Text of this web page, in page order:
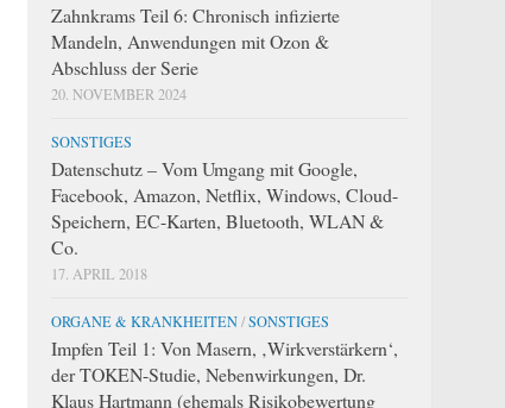
Zahnkrams Teil 6: Chronisch infizierte
Mandeln, Anwendungen mit Ozon &
Abschluss der Serie
20. NOVEMBER 2024
SONSTIGES
Datenschutz – Vom Umgang mit Google,
Facebook, Amazon, Netflix, Windows, Cloud-
Speichern, EC-Karten, Bluetooth, WLAN &
Co.
17. APRIL 2018
ORGANE & KRANKHEITEN/SONSTIGES
Impfen Teil 1: Von Masern, ‚Wirkverstärkern‘,
der TOKEN-Studie, Nebenwirkungen, Dr.
Klaus Hartmann (ehemals Risikobewertung